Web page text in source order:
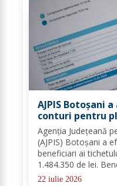
AJPIS Botoșani
conturi pentru
Agenția Județeană
(AJPIS) Botoșani a
beneficiari ai
1.484.350 de lei.
poștale cu factura
22 iulie 2026